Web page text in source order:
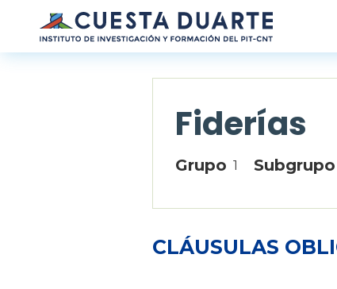
Pasar al contenido principal
Fiderías
Grupo 1 Subgrupo
CLÁUSULAS